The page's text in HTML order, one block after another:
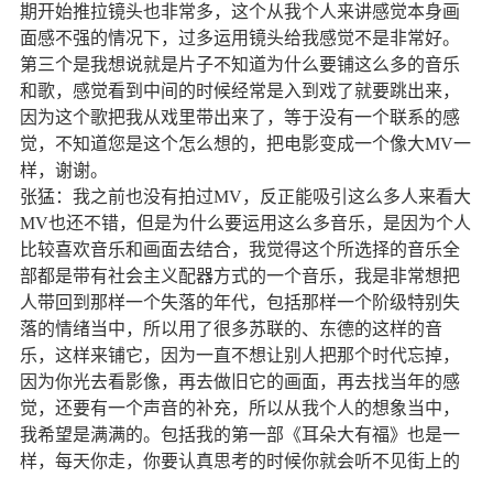
期开始推拉镜头也非常多，这个从我个人来讲感觉本身画
面感不强的情况下，过多运用镜头给我感觉不是非常好。
第三个是我想说就是片子不知道为什么要铺这么多的音乐
和歌，感觉看到中间的时候经常是入到戏了就要跳出来，
因为这个歌把我从戏里带出来了，等于没有一个联系的感
觉，不知道您是这个怎么想的，把电影变成一个像大MV一
样，谢谢。
张猛：我之前也没有拍过MV，反正能吸引这么多人来看大
MV也还不错，但是为什么要运用这么多音乐，是因为个人
比较喜欢音乐和画面去结合，我觉得这个所选择的音乐全
部都是带有社会主义配器方式的一个音乐，我是非常想把
人带回到那样一个失落的年代，包括那样一个阶级特别失
落的情绪当中，所以用了很多苏联的、东德的这样的音
乐，这样来铺它，因为一直不想让别人把那个时代忘掉，
因为你光去看影像，再去做旧它的画面，再去找当年的感
觉，还要有一个声音的补充，所以从我个人的想象当中，
我希望是满满的。包括我的第一部《耳朵大有福》也是一
样，每天你走，你要认真思考的时候你就会听不见街上的